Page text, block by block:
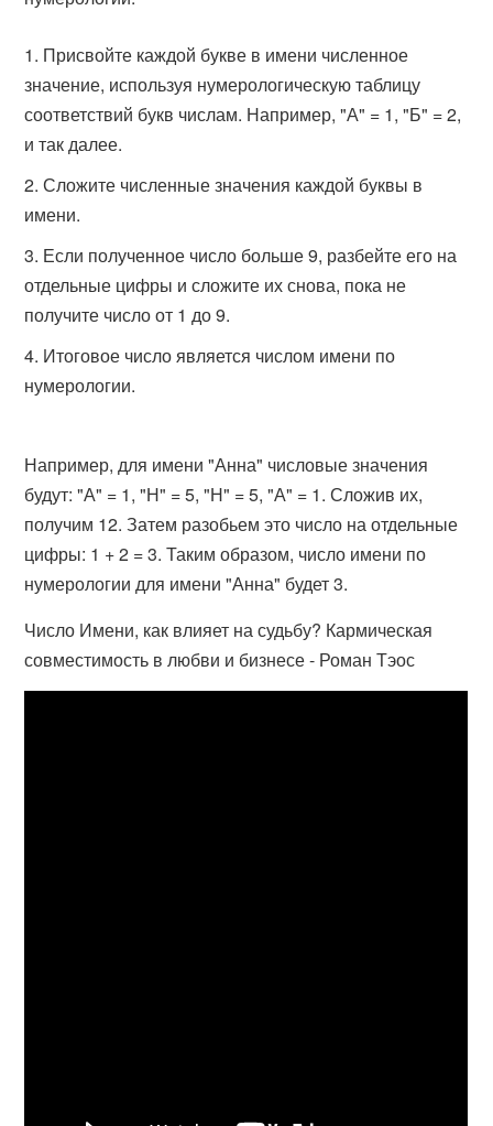
Присвойте каждой букве в имени численное
значение, используя нумерологическую таблицу
соответствий букв числам. Например, "А" = 1, "Б" = 2,
и так далее.
Сложите численные значения каждой буквы в
имени.
Если полученное число больше 9, разбейте его на
отдельные цифры и сложите их снова, пока не
получите число от 1 до 9.
Итоговое число является числом имени по
нумерологии.
Например, для имени "Анна" числовые значения
будут: "А" = 1, "Н" = 5, "Н" = 5, "А" = 1. Сложив их,
получим 12. Затем разобьем это число на отдельные
цифры: 1 + 2 = 3. Таким образом, число имени по
нумерологии для имени "Анна" будет 3.
Число Имени, как влияет на судьбу? Кармическая
совместимость в любви и бизнесе - Роман Тэос